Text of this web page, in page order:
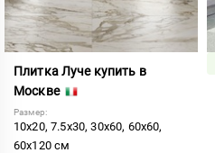
Плитка Луче купить в
Москве
Размер:
10x20, 7.5x30, 30x60, 60x60,
60x120 см